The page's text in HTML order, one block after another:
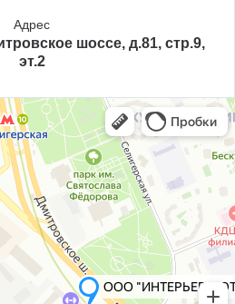
Адрес
шоссе, д.81, стр.9,
эт.2